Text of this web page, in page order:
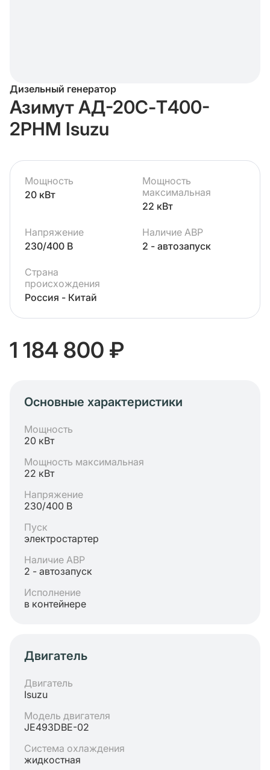
Дизельный генератор
Азимут АД-20С-Т400-
2РНМ Isuzu
Мощность
20 кВт
Мощность
максимальная
22 кВт
Напряжение
230/400 В
Наличие АВР
2 - автозапуск
Страна
происхождения
Россия - Китай
1 184 800 ₽
Основные характеристики
Мощность
20 кВт
Мощность максимальная
22 кВт
Напряжение
230/400 В
Пуск
электростартер
Наличие АВР
2 - автозапуск
Исполнение
в контейнере
Двигатель
Двигатель
Isuzu
Модель двигателя
JE493DBE-02
Система охлаждения
жидкостная